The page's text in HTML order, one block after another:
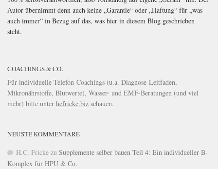
Autor übernimmt denn auch keine „Garantie“ oder „Haftung“ für „was
auch immer“ in Bezug auf das, was hier in diesem Blog geschrieben
steht.
COACHINGS & CO.
Für individuelle Telefon-Coachings (u.a. Diagnose-Leitfaden,
Mikronährstoffe, Blutwerte), Wasser- und EMF-Beratungen (und viel
mehr) bitte unter hcfricke.biz schauen.
NEUSTE KOMMENTARE
H.C. Fricke zu Supplemente selber bauen Teil 4: Ein individueller B-
Komplex für HPU & Co.